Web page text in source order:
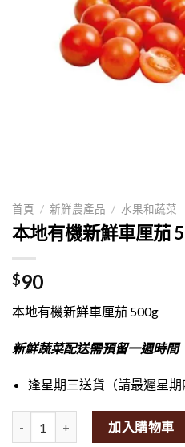
首頁 / 新鮮農產品 / 水果和蔬菜
本地有機新鮮車厘茄
$90
本地有機新鮮車厘茄 500g
新鮮蔬菜配送需預留一週時間
逢星期三送貨（請最遲星期
Local Organic Fresh Cherry
加入購物車